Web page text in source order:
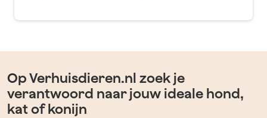
Op Verhuisdieren.nl zoek je
verantwoord naar jouw ideale hond,
kat of konijn